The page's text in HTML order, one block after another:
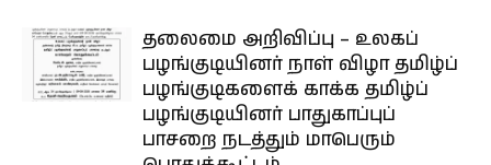
தலைமை அறிவிப்பு – உலகப்
பழங்குடியினர் நாள் விழா தமிழ்ப்
பழங்குடிகளைக் காக்க தமிழ்ப்
பழங்குடியினர் பாதுகாப்புப்
பாசறை நடத்தும் மாபெரும்